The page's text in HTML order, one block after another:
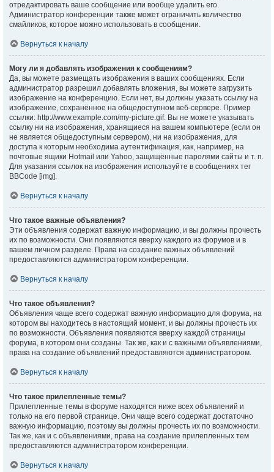
отредактировать ваше сообщение или вообще удалить его.
Администратор конференции также может ограничить количество
смайликов, которое можно использовать в сообщении.
Вернуться к началу
Могу ли я добавлять изображения к сообщениям?
Да, вы можете размещать изображения в ваших сообщениях. Если
администратор разрешил добавлять вложения, вы можете загрузить
изображение на конференцию. Если нет, вы должны указать ссылку на
изображение, сохранённое на общедоступном веб-сервере. Пример
ссылки: http://www.example.com/my-picture.gif. Вы не можете указывать
ссылку ни на изображения, хранящиеся на вашем компьютере (если он
не является общедоступным сервером), ни на изображения, для
доступа к которым необходима аутентификация, как, например, на
почтовые ящики Hotmail или Yahoo, защищённые паролями сайты и т. п.
Для указания ссылок на изображения используйте в сообщениях тег
BBCode [img].
Вернуться к началу
Что такое важные объявления?
Эти объявления содержат важную информацию, и вы должны прочесть
их по возможности. Они появляются вверху каждого из форумов и в
вашем личном разделе. Права на создание важных объявлений
предоставляются администратором конференции.
Вернуться к началу
Что такое объявления?
Объявления чаще всего содержат важную информацию для форума, на
котором вы находитесь в настоящий момент, и вы должны прочесть их
по возможности. Объявления появляются вверху каждой страницы
форума, в котором они созданы. Так же, как и с важными объявлениями,
права на создание объявлений предоставляются администратором.
Вернуться к началу
Что такое прилепленные темы?
Прилепленные темы в форуме находятся ниже всех объявлений и
только на его первой странице. Они чаще всего содержат достаточно
важную информацию, поэтому вы должны прочесть их по возможности.
Так же, как и с объявлениями, права на создание прилепленных тем
предоставляются администратором конференции.
Вернуться к началу